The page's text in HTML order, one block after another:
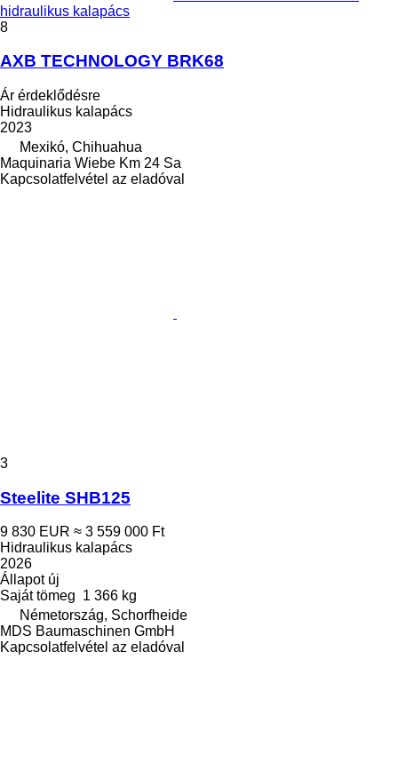
hidraulikus kalapács
8
AXB TECHNOLOGY BRK68
Ár érdeklődésre
Hidraulikus kalapács
2023
Mexikó, Chihuahua
Maquinaria Wiebe Km 24 Sa
Kapcsolatfelvétel az eladóval
3
Steelite SHB125
9 830 EUR ≈ 3 559 000 Ft
Hidraulikus kalapács
2026
Állapotúj
Saját tömeg 1 366 kg
Németország, Schorfheide
MDS Baumaschinen GmbH
Kapcsolatfelvétel az eladóval